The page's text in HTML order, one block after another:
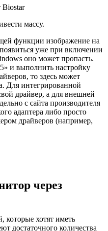
массу.
функции изображение на
уже при включении
оно может пропасть.
и выполнить настройку
то здесь может
Для интегрированной
драйвер, а для внешней
с сайта производителя
адаптера либо просто
драйверов (например,
через
которые хотят иметь
достаточного количества